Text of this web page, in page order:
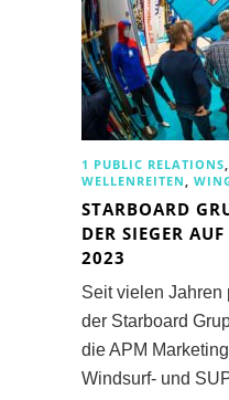
1 PUBLIC RELATIONS
WELLENREITEN
STARBOARD
DER SIEGER
2023
Seit vielen Jahren
der Starboard
die APM
Windsurf- und